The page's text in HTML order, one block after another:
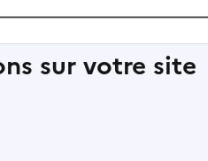
sur votre site